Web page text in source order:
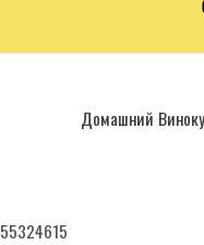
Домашний
55324615